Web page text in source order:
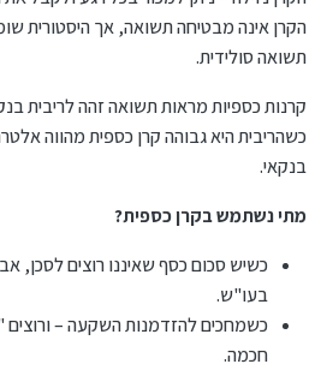
הקרן אינה מבטיחה תשואה, אך היסטורית
תשואה סולידית.
קרנות כספיות מראות תשואה זהה לריבית
כשהריבית היא גבוהה קרן כספית מהווה
בנקאי.
מתי נשתמש בקרן כספית?
כשיש סכום כסף שאיננו רוצים לסכן,
בעו"ש.
כשמחכים להזדמנות השקעה –
חכמה.